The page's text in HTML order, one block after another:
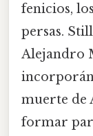
fenicios,
persas.
Alejandro
muerte de
formar